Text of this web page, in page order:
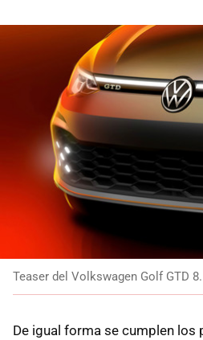
Teaser del Volkswagen Golf GTD 8.
De igual forma se cumplen